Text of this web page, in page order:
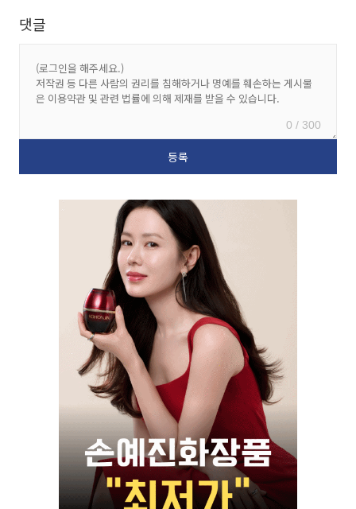
댓글
0 / 300